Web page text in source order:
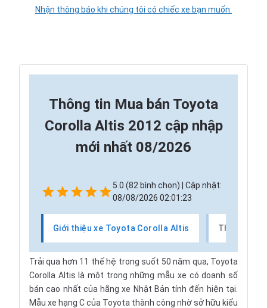
Nhận thông báo khi chúng tôi có chiếc xe bạn muốn.
Thông tin Mua bán Toyota
Corolla Altis 2012 cập nhập
mới nhất 08/2026
5.0 (82 bình chọn) | Cập nhật:
08/08/2026 02:01:23
Giới thiệu xe Toyota Corolla Altis Thị trường
Trải qua hơn 11 thế hệ trong suốt 50 năm qua, Toyota
Corolla Altis là một trong những mẫu xe có doanh số
bán cao nhất của hãng xe Nhật Bản tính đến hiện tại.
Mẫu xe hạng C của Toyota thành công nhờ sở hữu kiểu